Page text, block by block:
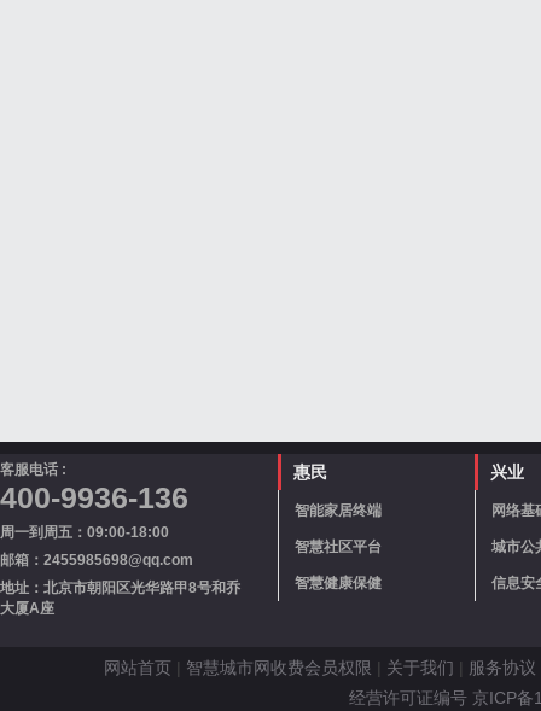
客服电话 :
400-9936-136
周一到周五：09:00-18:00
邮箱：2455985698@qq.com
地址：北京市朝阳区光华路甲8号和乔
大厦A座
惠民
智能家居终端
智慧社区平台
智慧健康保健
兴业
网络基
城市公
信息安
网站首页 | 智慧城市网收费会员权限 | 关于我们 | 服务协议
经营许可证编号 京ICP